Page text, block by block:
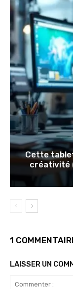
Cette
créativité
1
LAISSER UN